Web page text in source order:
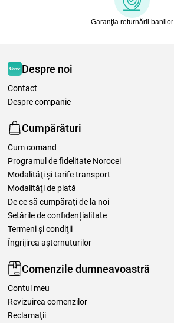
Garanţia returnării banilor
Despre noi
Contact
Despre companie
Cumpărături
Cum comand
Programul de fidelitate Norocei
Modalităţi şi tarife transport
Modalităţi de plată
De ce să cumpăraţi de la noi
Setările de confidențialitate
Termeni şi condiţii
Îngrijirea așternuturilor
Comenzile dumneavoastră
Contul meu
Revizuirea comenzilor
Reclamaţii